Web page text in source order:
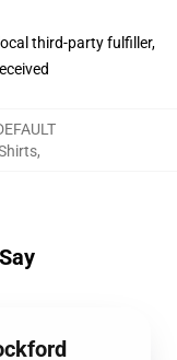
third-party fulfiller,
,